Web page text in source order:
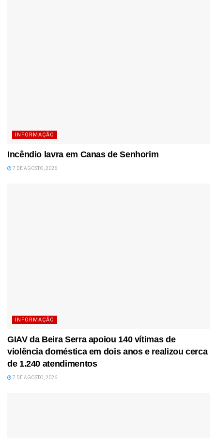
INFORMAÇÃO
Incêndio lavra em Canas de Senhorim
7 DE AGOSTO, 2026
INFORMAÇÃO
GIAV da Beira Serra apoiou 140 vítimas de
violência doméstica em dois anos e realizou cerca
de 1.240 atendimentos
7 DE AGOSTO, 2026